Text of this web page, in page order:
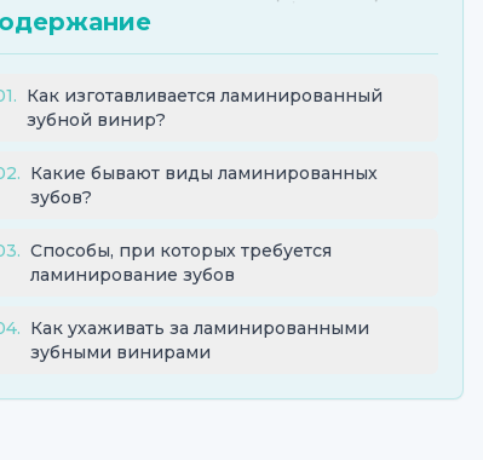
. Как изготавливается ламинированный
зубной винир?
. Какие бывают виды ламинированных
зубов?
. Способы, при которых требуется
ламинирование зубов
. Как ухаживать за ламинированными
зубными винирами